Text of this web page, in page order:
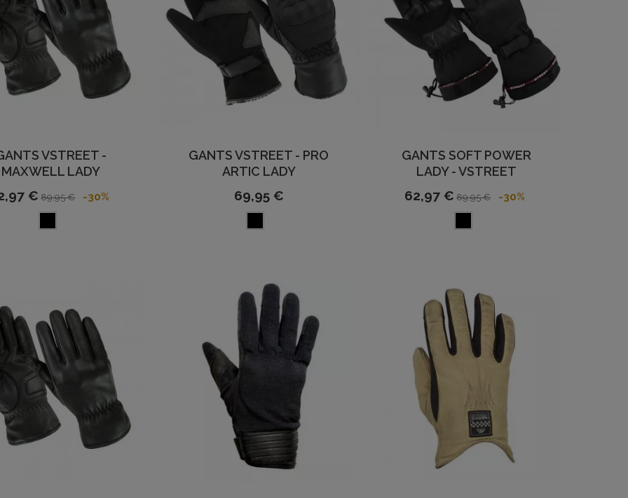
VSTREET -
MAXWELL LADY
€ 89,95 € -30%
GANTS VSTREET - PRO
ARTIC LADY
69,95 €
GANTS SOFT POWER
LADY - VSTREET
62,97 € 89,95 € -30%